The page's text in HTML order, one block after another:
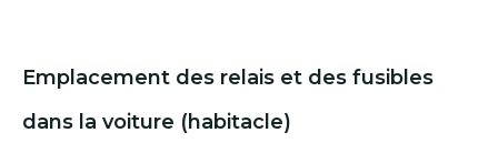
Emplacement des relais et des fusibles
dans la voiture (habitacle)